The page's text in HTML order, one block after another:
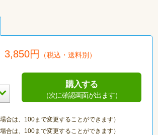
3,850円 （税込・送料別）
購入する
（次に確認画面が出ます）
合は、100まで変更することができます）
合は、100まで変更することができます）